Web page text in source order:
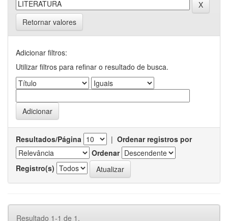
Retornar valores
Adicionar filtros:
Utilizar filtros para refinar o resultado de busca.
Resultados/Página | Ordenar registros por
Ordenar
Registro(s)
Resultado 1-1 de 1.